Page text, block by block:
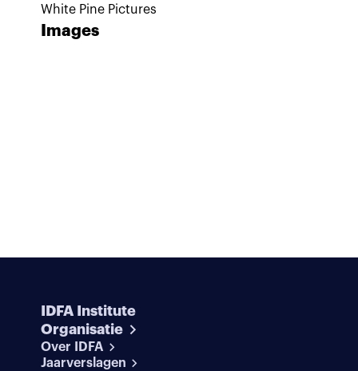
White Pine Pictures
Images
IDFA Institute
Organisatie
Over IDFA
Jaarverslagen